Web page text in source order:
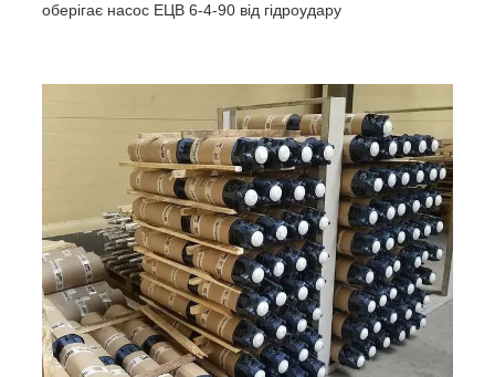
оберігає насос ЕЦВ 6-4-90 від гідроудару